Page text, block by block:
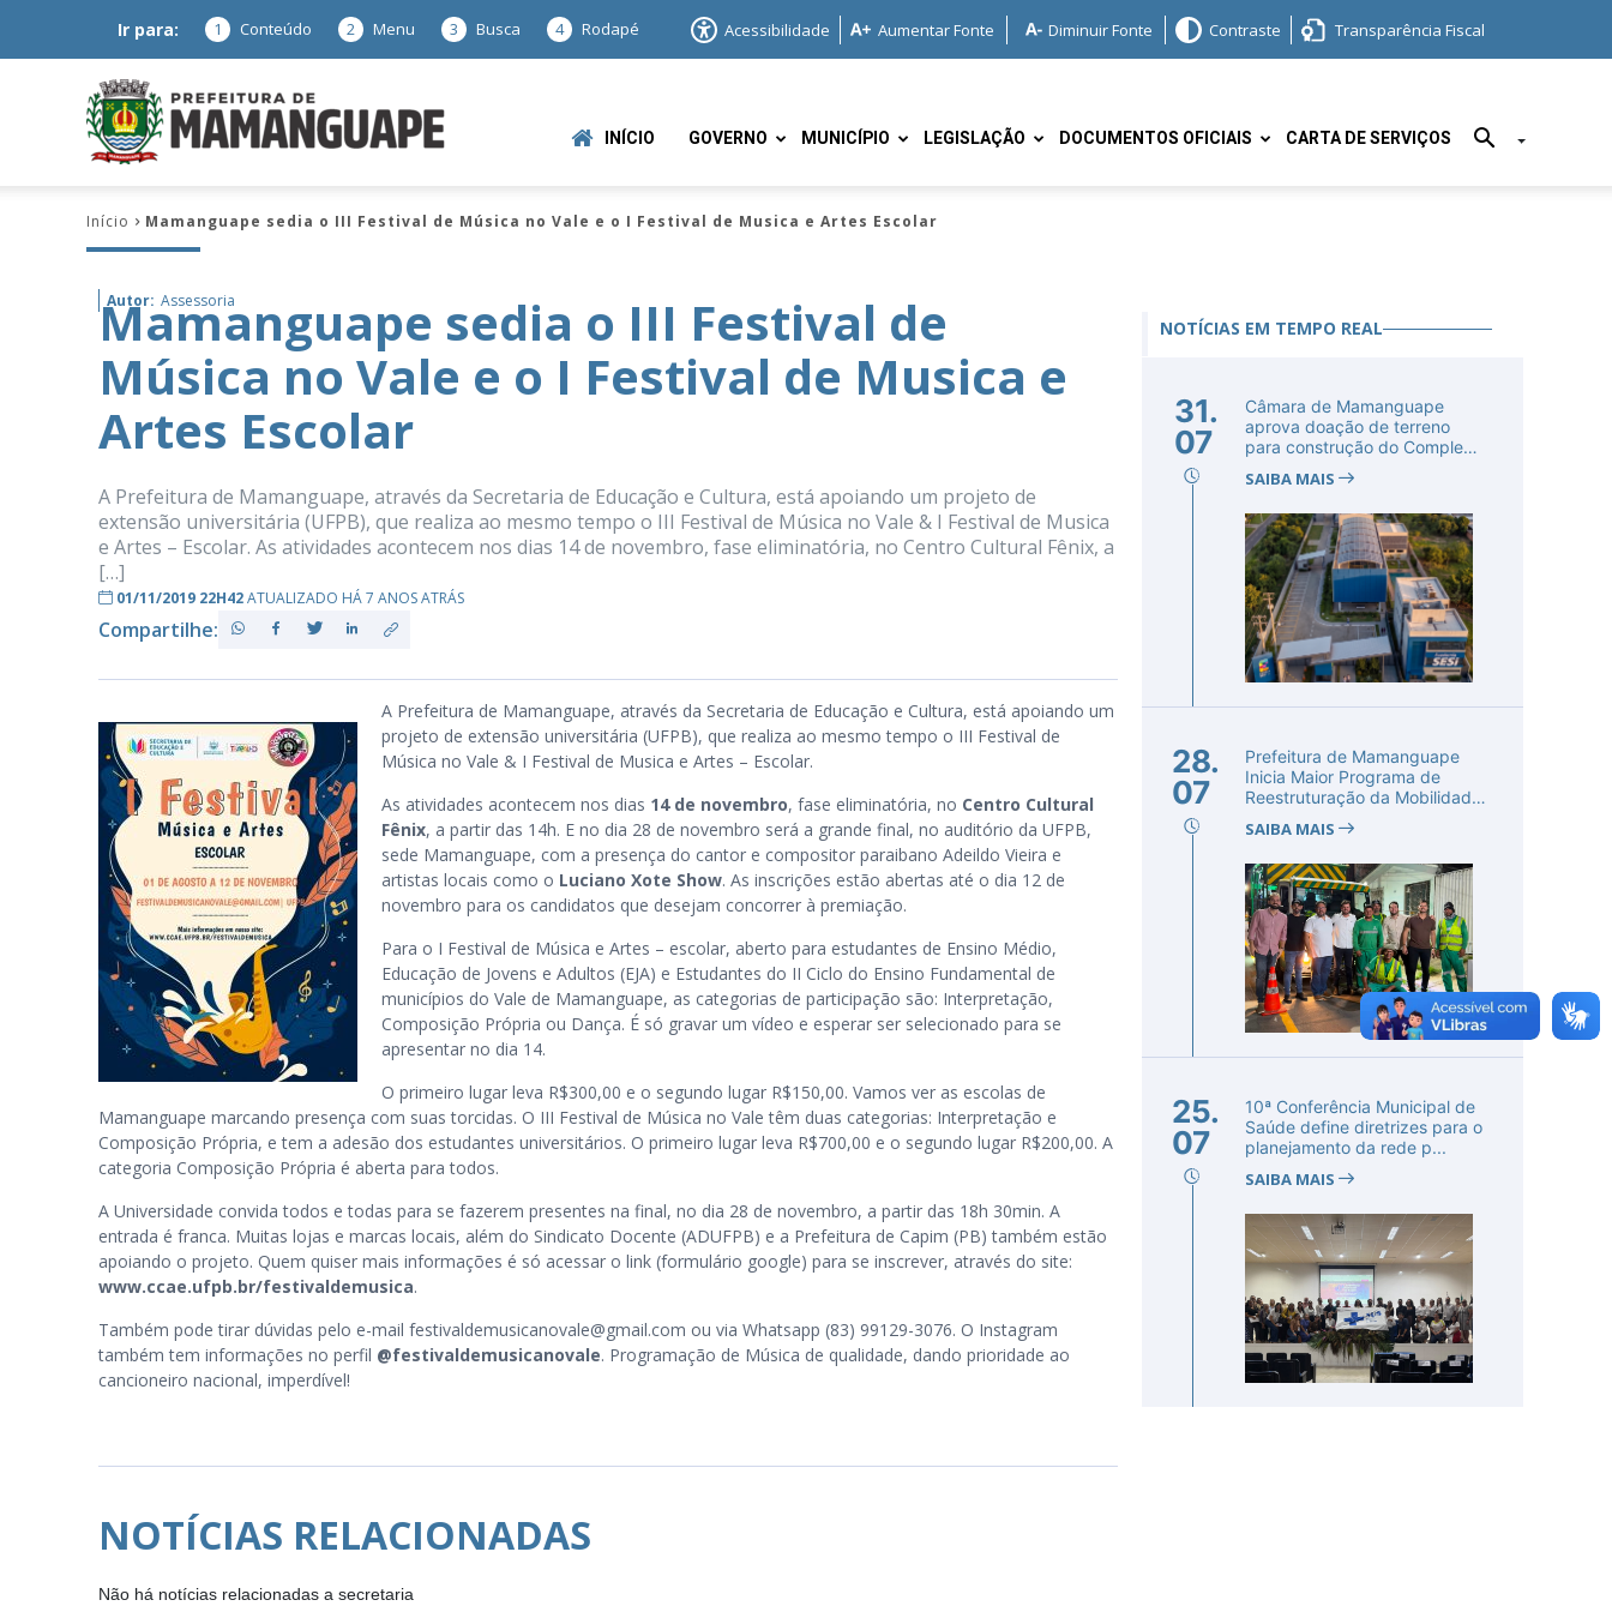
Ir para: 1 Conteúdo 2 Menu 3 Busca 4 Rodapé Acessibilidade Aumentar Fonte Diminuir Fonte Contraste Transparência Fiscal
Mamanguape
–
INÍCIO GOVERNO MUNICÍPIO LEGISLAÇÃO DOCUMENTOS OFICIAIS CARTA DE SERVIÇOS
Início Mamanguape sedia o III Festival de Música no Vale e o I Festival de Musica e Artes Escolar
Autor: Assessoria
Mamanguape sedia o III Festival de
Música no Vale e o I Festival de Musica e
Artes Escolar
A Prefeitura de Mamanguape, através da Secretaria de Educação e Cultura, está apoiando um projeto de
extensão universitária (UFPB), que realiza ao mesmo tempo o III Festival de Música no Vale & I Festival de Musica
e Artes – Escolar. As atividades acontecem nos dias 14 de novembro, fase eliminatória, no Centro Cultural Fênix, a
[…]
01/11/2019 22H42ATUALIZADO HÁ 7 ANOS ATRÁS
Compartilhe:
A Prefeitura de Mamanguape, através da Secretaria de Educação e Cultura, está apoiando um
projeto de extensão universitária (UFPB), que realiza ao mesmo tempo o III Festival de
Música no Vale & I Festival de Musica e Artes – Escolar.
As atividades acontecem nos dias 14 de novembro, fase eliminatória, no Centro Cultural
Fênix, a partir das 14h. E no dia 28 de novembro será a grande final, no auditório da UFPB,
sede Mamanguape, com a presença do cantor e compositor paraibano Adeildo Vieira e
artistas locais como o Luciano Xote Show. As inscrições estão abertas até o dia 12 de
novembro para os candidatos que desejam concorrer à premiação.
Para o I Festival de Música e Artes – escolar, aberto para estudantes de Ensino Médio,
Educação de Jovens e Adultos (EJA) e Estudantes do II Ciclo do Ensino Fundamental de
municípios do Vale de Mamanguape, as categorias de participação são: Interpretação,
Composição Própria ou Dança. É só gravar um vídeo e esperar ser selecionado para se
apresentar no dia 14.
O primeiro lugar leva R$300,00 e o segundo lugar R$150,00. Vamos ver as escolas de
Mamanguape marcando presença com suas torcidas. O III Festival de Música no Vale têm duas categorias: Interpretação e
Composição Própria, e tem a adesão dos estudantes universitários. O primeiro lugar leva R$700,00 e o segundo lugar R$200,00. A
categoria Composição Própria é aberta para todos.
A Universidade convida todos e todas para se fazerem presentes na final, no dia 28 de novembro, a partir das 18h 30min. A
entrada é franca. Muitas lojas e marcas locais, além do Sindicato Docente (ADUFPB) e a Prefeitura de Capim (PB) também estão
apoiando o projeto. Quem quiser mais informações é só acessar o link (formulário google) para se inscrever, através do site:
www.ccae.ufpb.br/festivaldemusica.
Também pode tirar dúvidas pelo e-mail festivaldemusicanovale@gmail.com ou via Whatsapp (83) 99129-3076. O Instagram
também tem informações no perfil @festivaldemusicanovale. Programação de Música de qualidade, dando prioridade ao
cancioneiro nacional, imperdível!
NOTÍCIAS RELACIONADAS
Não há notícias relacionadas a secretaria
NOTÍCIAS EM TEMPO REAL
31.
07
Câmara de Mamanguape
aprova doação de terreno
para construção do Complexo
SAIBA MAIS
28.
07
Prefeitura de Mamanguape
Inicia Maior Programa de
Reestruturação da Mobilidade
SAIBA MAIS
25.
07
10ª Conferência Municipal de
Saúde define diretrizes para o
planejamento da rede p...
SAIBA MAIS